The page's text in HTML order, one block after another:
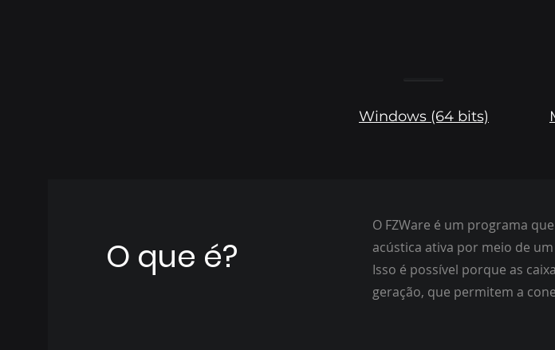
Windows (64 bits)
O que é?
O FZWare é um programa
acústica ativa por meio de
Isso é possível porque as
geração, que permitem a